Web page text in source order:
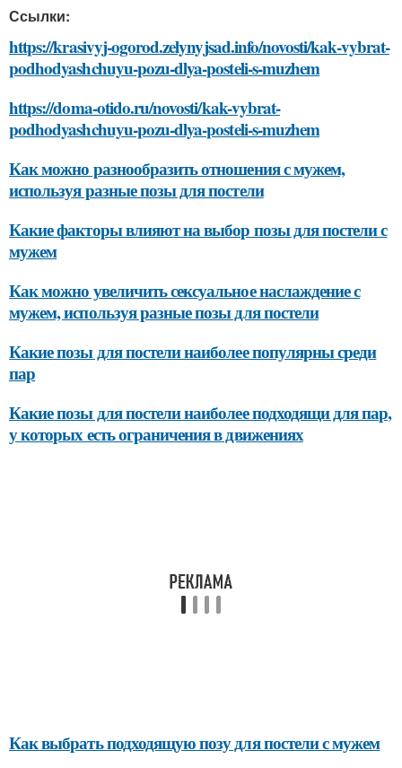
Ссылки:
https://krasivyj-ogorod.zelynyjsad.info/novosti/kak-vybrat-
podhodyashchuyu-pozu-dlya-posteli-s-muzhem
https://doma-otido.ru/novosti/kak-vybrat-
podhodyashchuyu-pozu-dlya-posteli-s-muzhem
Как можно разнообразить отношения с мужем,
используя разные позы для постели
Какие факторы влияют на выбор позы для постели с
мужем
Как можно увеличить сексуальное наслаждение с
мужем, используя разные позы для постели
Какие позы для постели наиболее популярны среди
пар
Какие позы для постели наиболее подходящи для пар,
у которых есть ограничения в движениях
Как выбрать подходящую позу для постели с мужем